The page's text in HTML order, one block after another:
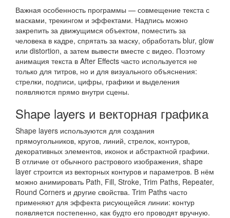
Важная особенность программы — совмещение текста с
масками, трекингом и эффектами. Надпись можно
закрепить за движущимся объектом, поместить за
человека в кадре, спрятать за маску, обработать blur, glow
или distortion, а затем вывести вместе с видео. Поэтому
анимация текста в After Effects часто используется не
только для титров, но и для визуального объяснения:
стрелки, подписи, цифры, графики и выделения
появляются прямо внутри сцены.
Shape layers и векторная графика
Shape layers используются для создания
прямоугольников, кругов, линий, стрелок, контуров,
декоративных элементов, иконок и абстрактной графики.
В отличие от обычного растрового изображения, shape
layer строится из векторных контуров и параметров. В нём
можно анимировать Path, Fill, Stroke, Trim Paths, Repeater,
Round Corners и другие свойства. Trim Paths часто
применяют для эффекта рисующейся линии: контур
появляется постепенно, как будто его проводят вручную.